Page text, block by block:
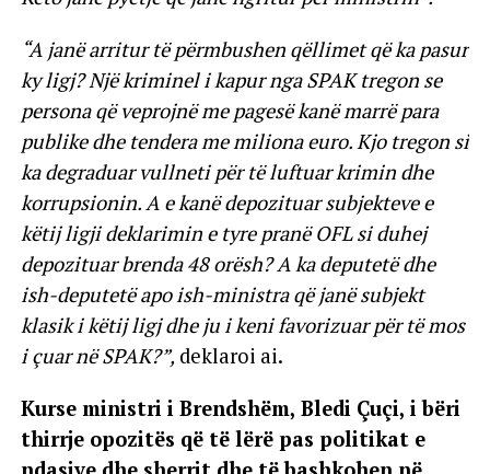
“A janë arritur të përmbushen qëllimet që ka pasur
ky ligj? Një kriminel i kapur nga SPAK tregon se
persona që veprojnë me pagesë kanë marrë para
publike dhe tendera me miliona euro. Kjo tregon si
ka degraduar vullneti për të luftuar krimin dhe
korrupsionin. A e kanë depozituar subjekteve e
këtij ligji deklarimin e tyre pranë OFL si duhej
depozituar brenda 48 orësh? A ka deputetë dhe
ish-deputetë apo ish-ministra që janë subjekt
klasik i këtij ligj dhe ju i keni favorizuar për të mos
i çuar në SPAK?”, deklaroi ai.
Kurse ministri i Brendshëm, Bledi Çuçi, i bëri
thirrje opozitës që të lërë pas politikat e